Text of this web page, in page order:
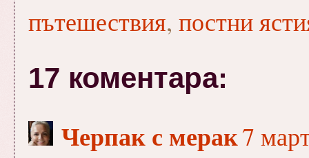
пътешествия, постни
17 коментара:
Черпак с мерак7